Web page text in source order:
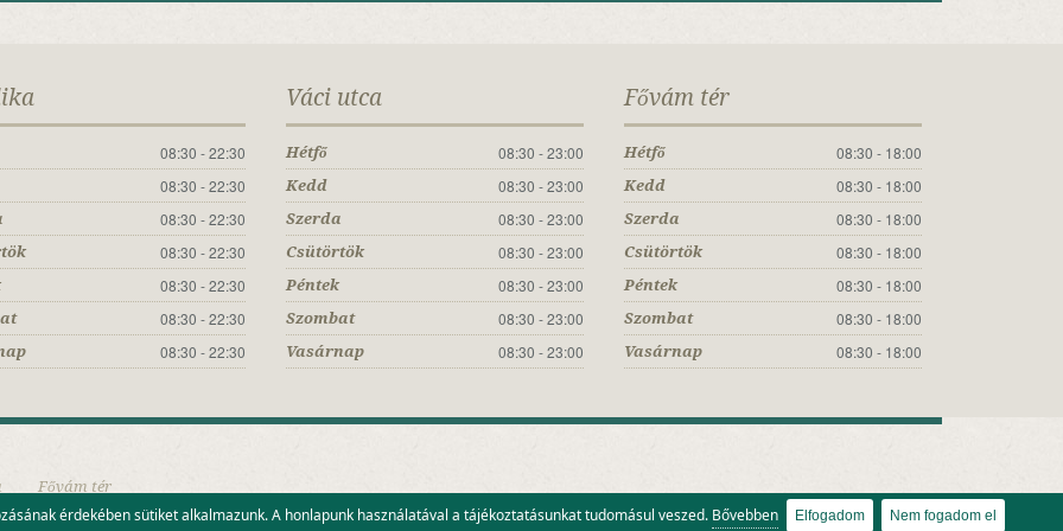
08:30 - 22:30
08:30 - 22:30
08:30 - 22:30
08:30 - 22:30
08:30 - 22:30
08:30 - 22:30
08:30 - 22:30
Váci utca
Hétfő 08:30 - 23:00
Kedd 08:30 - 23:00
Szerda 08:30 - 23:00
Csütörtök 08:30 - 23:00
Péntek 08:30 - 23:00
Szombat 08:30 - 23:00
Vasárnap 08:30 - 23:00
Fővám tér
Hétfő 08:30 - 18:00
Kedd 08:30 - 18:00
Szerda 08:30 - 18:00
Csütörtök 08:30 - 18:00
Péntek 08:30 - 18:00
Szombat 08:30 - 18:00
Vasárnap 08:30 - 18:00
Fővám tér
érdekében sütiket alkalmazunk. A honlapunk használatával a tájékoztatásunkat tudomásul veszed. Bővebben Elfogadom Nem fogadom el